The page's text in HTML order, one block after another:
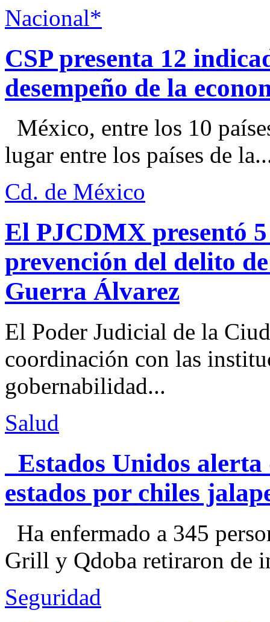
Nacional*
CSP presenta 12
desempeño de la
México, entre los 10
lugar entre los países de
Cd. de México
El PJCDMX presentó
prevención del delito
Guerra Álvarez
El Poder Judicial de la
coordinación con las
gobernabilidad...
Salud
Estados Unidos alerta
estados por chiles
Ha enfermado a 345
Grill y Qdoba retiraron de
Seguridad